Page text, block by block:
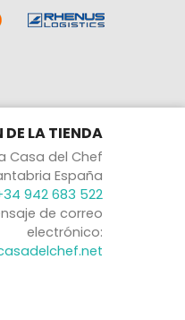
LA TIENDA
Casa del Chef
España
942 683 522
de correo
electrónico: